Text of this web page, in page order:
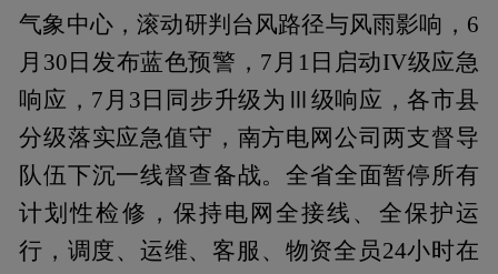
气象中心，滚动研判台风路径与风雨影响，6
月30日发布蓝色预警，7月1日启动IV级应急
响应，7月3日同步升级为Ⅲ级响应，各市县
分级落实应急值守，南方电网公司两支督导
队伍下沉一线督查备战。全省全面暂停所有
计划性检修，保持电网全接线、全保护运
行，调度、运维、客服、物资全员24小时在